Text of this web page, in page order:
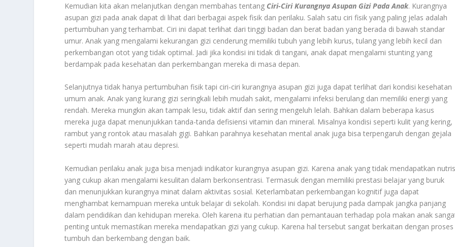
Kemudian kita akan melanjutkan dengan membahas tentang Ciri-Ciri Kurangnya Asupan Gizi Pada Anak. Kurangnya
asupan gizi pada anak dapat di lihat dari berbagai aspek fisik dan perilaku. Salah satu ciri fisik yang paling jelas adalah
pertumbuhan yang terhambat. Ciri ini dapat terlihat dari tinggi badan dan berat badan yang berada di bawah standar
umur. Anak yang mengalami kekurangan gizi cenderung memiliki tubuh yang lebih kurus, tulang yang lebih kecil dan
perkembangan otot yang tidak optimal. Jadi jika kondisi ini tidak di tangani, anak dapat mengalami stunting yang
berdampak pada kesehatan dan perkembangan mereka di masa depan.
Selanjutnya tidak hanya pertumbuhan fisik tapi ciri-ciri kurangnya asupan gizi juga dapat terlihat dari kondisi kesehatan
umum anak. Anak yang kurang gizi seringkali lebih mudah sakit, mengalami infeksi berulang dan memiliki energi yang
rendah. Mereka mungkin akan tampak lesu, tidak aktif dan sering mengeluh lelah. Bahkan dalam beberapa kasus
mereka juga dapat menunjukkan tanda-tanda defisiensi vitamin dan mineral. Misalnya kondisi seperti kulit yang kering,
rambut yang rontok atau masalah gigi. Bahkan parahnya kesehatan mental anak juga bisa terpengaruh dengan gejala
seperti mudah marah atau depresi.
Kemudian perilaku anak juga bisa menjadi indikator kurangnya asupan gizi. Karena anak yang tidak mendapatkan
yang cukup akan mengalami kesulitan dalam berkonsentrasi. Termasuk dengan memiliki prestasi belajar yang buruk
dan menunjukkan kurangnya minat dalam aktivitas sosial. Keterlambatan perkembangan kognitif juga dapat
menghambat kemampuan mereka untuk belajar di sekolah. Kondisi ini dapat berujung pada dampak jangka panjang
dalam pendidikan dan kehidupan mereka. Oleh karena itu perhatian dan pemantauan terhadap pola makan anak
penting untuk memastikan mereka mendapatkan gizi yang cukup. Karena hal tersebut sangat berkaitan dengan proses
tumbuh dan berkembang dengan baik.